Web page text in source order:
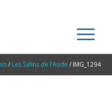
/ Les Salins de l’Aude / IMG_1294